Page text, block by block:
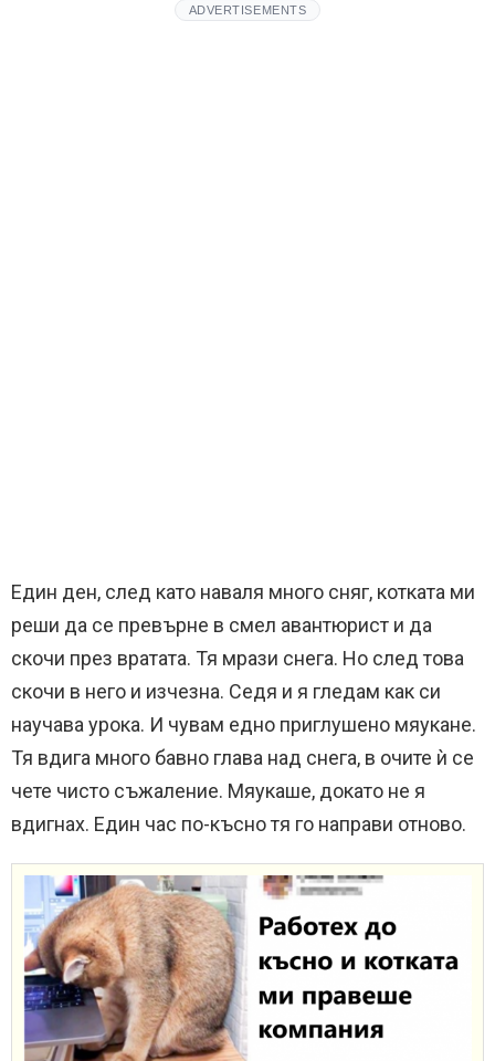
ADVERTISEMENTS
Един ден, след като наваля много сняг, котката ми
реши да се превърне в смел авантюрист и да
скочи през вратата. Тя мрази снега. Но след това
скочи в него и изчезна. Седя и я гледам как си
научава урока. И чувам едно приглушено мяукане.
Тя вдига много бавно глава над снега, в очите ѝ се
чете чисто съжаление. Мяукаше, докато не я
вдигнах. Един час по-късно тя го направи отново.